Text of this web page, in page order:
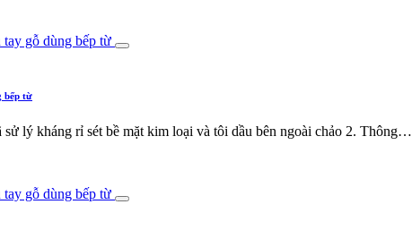
bếp từ
sử lý kháng rỉ sét bề mặt kim loại và tôi dầu bên ngoài chảo 2. Thông…